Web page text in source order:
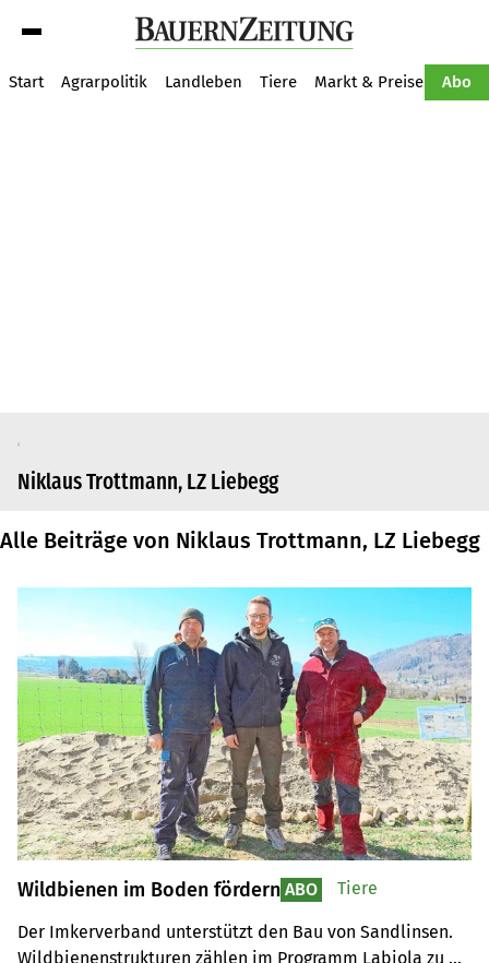
Start Agrarpolitik Landleben Tiere Markt & Preise Abo
Niklaus Trottmann, LZ Liebegg
Alle Beiträge von Niklaus Trottmann, LZ Liebegg
Wildbienen im Boden fördern
Der Imkerverband unterstützt den Bau von Sandlinsen.
Wildbienenstrukturen zählen im Programm Labiola zu
ABO Tiere